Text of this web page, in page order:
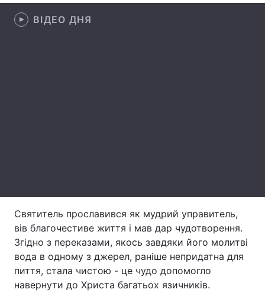
ВІДЕО ДНЯ
Святитель прославився як мудрий управитель,
вів благочестиве життя і мав дар чудотворення.
Згідно з переказами, якось завдяки його молитві
вода в одному з джерел, раніше непридатна для
пиття, стала чистою - це чудо допомогло
навернути до Христа багатьох язичників.